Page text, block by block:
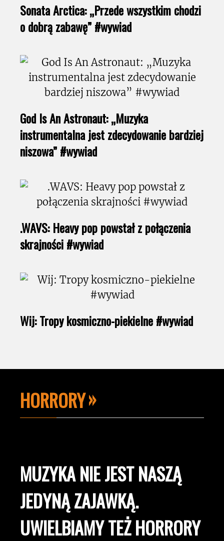
Sonata Arctica: „Przede wszystkim chodzi
o dobrą zabawę” #wywiad
God Is An Astronaut: „Muzyka
instrumentalna jest zdecydowanie bardziej
niszowa” #wywiad
.WAVS: Heavy pop powstał z połączenia
skrajności #wywiad
Wij: Tropy kosmiczno-piekielne #wywiad
HORRORY
MUZYKA NIE JEST NASZĄ
JEDYNĄ ZAJAWKĄ.
UWIELBIAMY TEŻ HORRORY